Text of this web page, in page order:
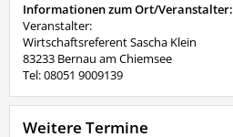
Informationen zum Ort/Veranstalter:
Veranstalter:
Wirtschaftsreferent Sascha Klein
83233 Bernau am Chiemsee
Tel: 08051 9009139
Weitere Termine